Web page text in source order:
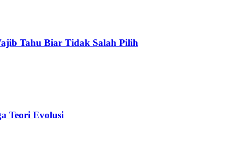
Tahu Biar Tidak Salah Pilih
Teori Evolusi